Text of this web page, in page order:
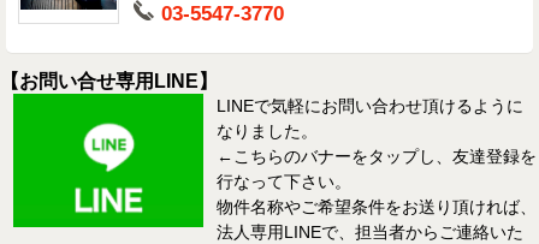
03-5547-3770
【お問い合せ専用LINE】
LINEで気軽にお問い合わせ頂けるように
なりました。
←こちらのバナーをタップし、友達登録を
行なって下さい。
物件名称やご希望条件をお送り頂ければ、
法人専用LINEで、担当者からご連絡いた